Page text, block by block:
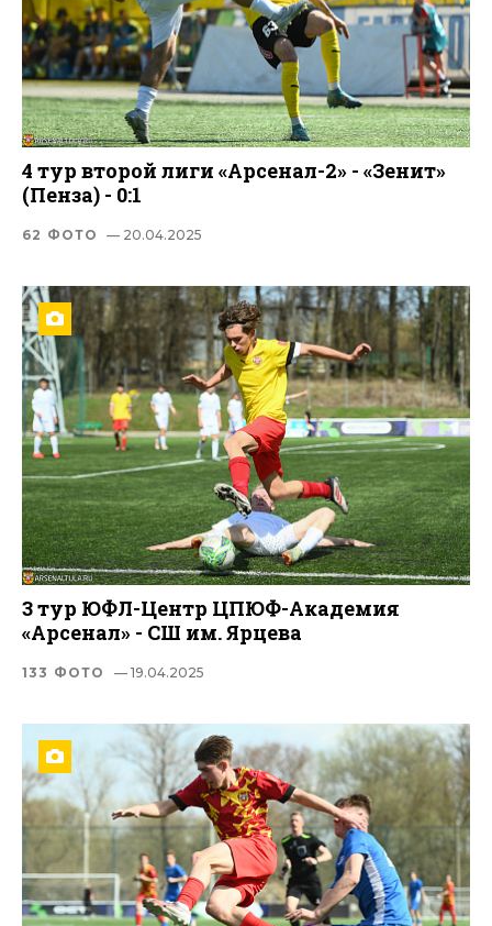
4 тур второй лиги «Арсенал-2» - «Зенит»
(Пенза) - 0:1
62 ФОТО — 20.04.2025
3 тур ЮФЛ-Центр ЦПЮФ-Академия
«Арсенал» - СШ им. Ярцева
133 ФОТО — 19.04.2025